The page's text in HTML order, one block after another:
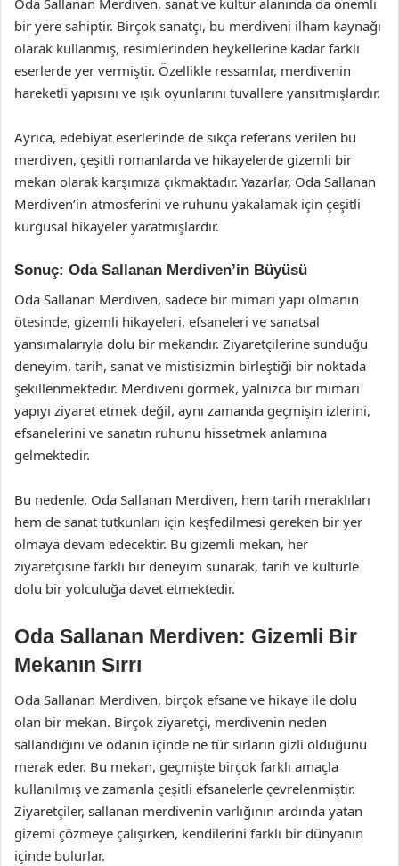
Oda Sallanan Merdiven, sanat ve kültür alanında da önemli
bir yere sahiptir. Birçok sanatçı, bu merdiveni ilham kaynağı
olarak kullanmış, resimlerinden heykellerine kadar farklı
eserlerde yer vermiştir. Özellikle ressamlar, merdivenin
hareketli yapısını ve ışık oyunlarını tuvallere yansıtmışlardır.
Ayrıca, edebiyat eserlerinde de sıkça referans verilen bu
merdiven, çeşitli romanlarda ve hikayelerde gizemli bir
mekan olarak karşımıza çıkmaktadır. Yazarlar, Oda Sallanan
Merdiven’in atmosferini ve ruhunu yakalamak için çeşitli
kurgusal hikayeler yaratmışlardır.
Sonuç: Oda Sallanan Merdiven’in Büyüsü
Oda Sallanan Merdiven, sadece bir mimari yapı olmanın
ötesinde, gizemli hikayeleri, efsaneleri ve sanatsal
yansımalarıyla dolu bir mekandır. Ziyaretçilerine sunduğu
deneyim, tarih, sanat ve mistisizmin birleştiği bir noktada
şekillenmektedir. Merdiveni görmek, yalnızca bir mimari
yapıyı ziyaret etmek değil, aynı zamanda geçmişin izlerini,
efsanelerini ve sanatın ruhunu hissetmek anlamına
gelmektedir.
Bu nedenle, Oda Sallanan Merdiven, hem tarih meraklıları
hem de sanat tutkunları için keşfedilmesi gereken bir yer
olmaya devam edecektir. Bu gizemli mekan, her
ziyaretçisine farklı bir deneyim sunarak, tarih ve kültürle
dolu bir yolculuğa davet etmektedir.
Oda Sallanan Merdiven: Gizemli Bir
Mekanın Sırrı
Oda Sallanan Merdiven, birçok efsane ve hikaye ile dolu
olan bir mekan. Birçok ziyaretçi, merdivenin neden
sallandığını ve odanın içinde ne tür sırların gizli olduğunu
merak eder. Bu mekan, geçmişte birçok farklı amaçla
kullanılmış ve zamanla çeşitli efsanelerle çevrelenmiştir.
Ziyaretçiler, sallanan merdivenin varlığının ardında yatan
gizemi çözmeye çalışırken, kendilerini farklı bir dünyanın
içinde bulurlar.